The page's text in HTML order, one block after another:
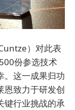
）对此表
份参选技术
。这一成果归功
恩致力于研发创
键行业挑战的承